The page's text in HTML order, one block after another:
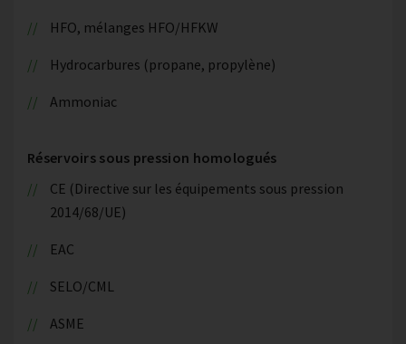
HFO, mélanges HFO/HFKW
Hydrocarbures (propane, propylène)
Ammoniac
Réservoirs sous pression homologués
CE (Directive sur les équipements sous pression
2014/68/UE)
EAC
SELO/CML
ASME